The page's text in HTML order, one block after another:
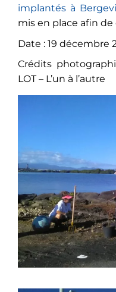
implantés à
mis en place afin
Date : 19 décembre
Crédits
LOT – L’un à l’autre